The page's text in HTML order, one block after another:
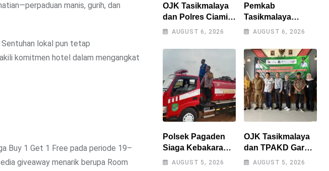
manis, gurih, dan
Sentuhan lokal pun tetap
komitmen hotel dalam mengangkat
Buy 1 Get 1 Free pada periode 19–
giveaway menarik berupa Room
OJK Tasikmalaya
dan Polres Ciamis
Bongkar Modus
Limit Paylater,
Kerugian Korban
Tembus Rp500
Juta
AUGUST 6, 2026
Pemkab
Tasikmalaya
Perkuat Sinergi
Lokal, Wabup
Tinjau Pabrik
Sepatu Zeintin
AUGUST 6, 2026
Polsek Pagaden
Siaga Kebakaran
Lahan, Warga
AUGUST 5, 2026
OJK Tasikmalaya
dan TPAKD Garut
Perkuat UMKM
AUGUST 5, 2026